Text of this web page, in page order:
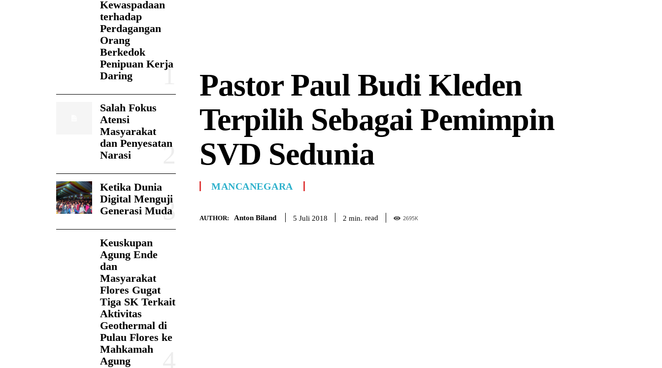
Kewaspadaan
terhadap
Perdagangan
Orang
Berkedok
Penipuan Kerja
Daring
Salah Fokus
Atensi
Masyarakat
dan Penyesatan
Narasi
Ketika Dunia
Digital Menguji
Generasi Muda
Keuskupan
Agung Ende
dan
Masyarakat
Flores Gugat
Tiga SK Terkait
Aktivitas
Geothermal di
Pulau Flores ke
Mahkamah
Agung
Pastor Paul Budi Kleden
Terpilih Sebagai Pemimpin
SVD Sedunia
MANCANEGARA
AUTHOR: Anton Biland 5 Juli 2018 2 min. read 2695K